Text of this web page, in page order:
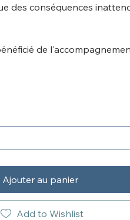
des conséquences
de
Ajouter au panier
Add to Wishlist